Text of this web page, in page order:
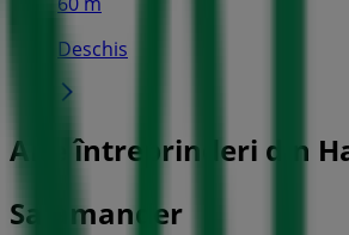
Deschis
Alte întreprinderi din
Salamander